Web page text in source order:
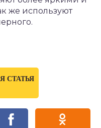
же используют
СТАТЬЯ